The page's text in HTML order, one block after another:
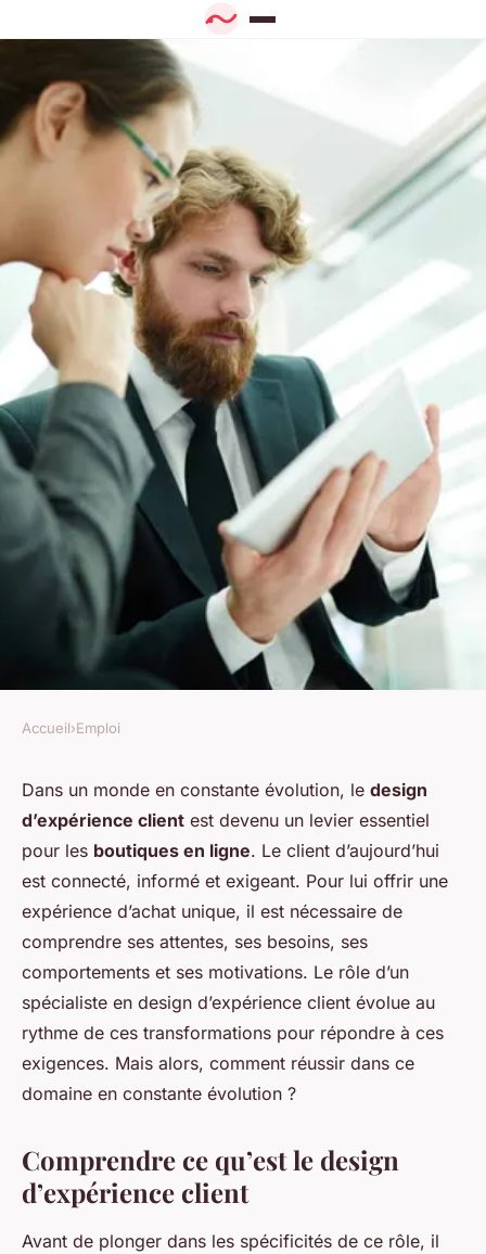
Comment réussir en tant que
spécialiste en design
d'expérience client pour les
boutiques en ligne ?
toussaint•7 mars 2024•6 min de lecture
Accueil›Emploi
Dans un monde en constante évolution, le design
d’expérience client est devenu un levier essentiel
pour les boutiques en ligne. Le client d’aujourd’hui
est connecté, informé et exigeant. Pour lui offrir une
expérience d’achat unique, il est nécessaire de
comprendre ses attentes, ses besoins, ses
comportements et ses motivations. Le rôle d’un
spécialiste en design d’expérience client évolue au
rythme de ces transformations pour répondre à ces
exigences. Mais alors, comment réussir dans ce
domaine en constante évolution ?
Comprendre ce qu’est le design
d’expérience client
Avant de plonger dans les spécificités de ce rôle, il